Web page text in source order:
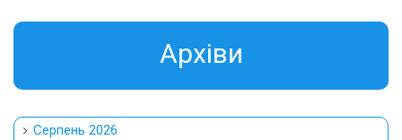
Aрхіви
Серпень 2026